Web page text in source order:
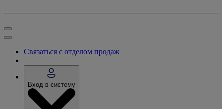
Связаться с отделом продаж
Вход в систему